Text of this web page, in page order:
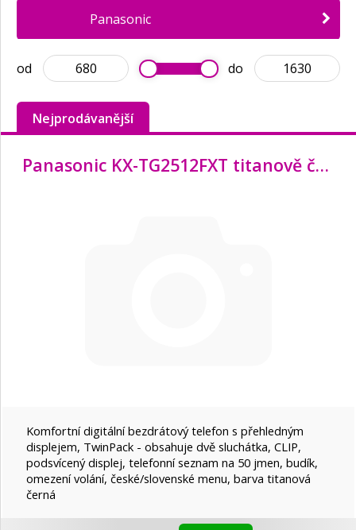
Panasonic
od do
Nejprodávanější
Panasonic KX-TG2512FXT titanově černá Bezdrátový telefon podsvícený displej
Komfortní digitální bezdrátový telefon s přehledným
displejem, TwinPack - obsahuje dvě sluchátka, CLIP,
podsvícený displej, telefonní seznam na 50 jmen, budík,
omezení volání, české/slovenské menu, barva titanová
černá